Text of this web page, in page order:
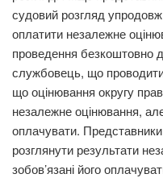
судовий розгляд
оплатити незалежне
проведення безкоштовно
службовець, що
що оцінювання округу
незалежне оцінювання,
оплачувати.
розглянути результати
зобов’язані його